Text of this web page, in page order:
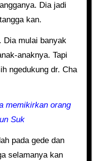
Dia jadi
kan.
Dia mulai banyak
anaknya. Tapi
ngedukung dr. Cha
memikirkan orang
Suk
pada gede dan
selamanya kan